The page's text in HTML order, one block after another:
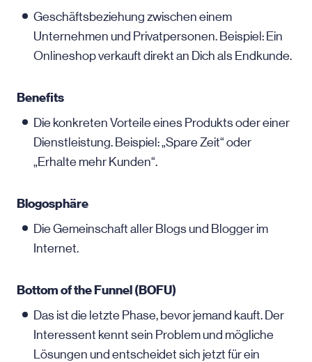
Geschäftsbeziehung zwischen einem
Unternehmen und Privatpersonen. Beispiel: Ein
Onlineshop verkauft direkt an Dich als Endkunde.
Benefits
Die konkreten Vorteile eines Produkts oder einer
Dienstleistung. Beispiel: „Spare Zeit“ oder
„Erhalte mehr Kunden“.
Blogosphäre
Die Gemeinschaft aller Blogs und Blogger im
Internet.
Bottom of the Funnel (BOFU)
Das ist die letzte Phase, bevor jemand kauft. Der
Interessent kennt sein Problem und mögliche
Lösungen und entscheidet sich jetzt für ein